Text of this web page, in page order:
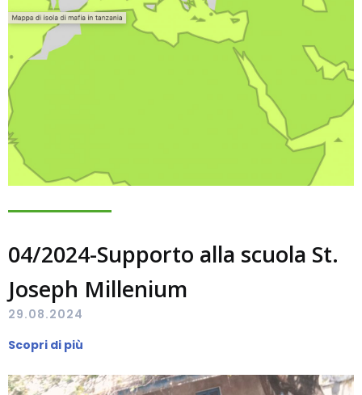
04/2024-Supporto alla scuola St.
Joseph Millenium
29.08.2024
Scopri di più